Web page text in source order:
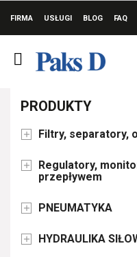
FIRMA USŁUGI BLOG FAQ
PRODUKTY
Filtry, separatory,

Regulatory,
przepływem

PNEUMATYKA

HYDRAULIKA
